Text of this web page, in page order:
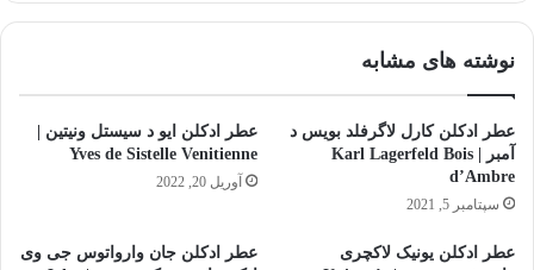
نوشته های مشابه
عطر ادکلن کارل لاگرفلد بویس د
آمبر | Karl Lagerfeld Bois
d’Ambre
سپتامبر 5, 2021
عطر ادکلن ایو د سیستل ونیتین |
Yves de Sistelle Venitienne
آوریل 20, 2022
عطر ادکلن یونیک لاکچری
عطر ادکلن جان وارواتوس جی وی